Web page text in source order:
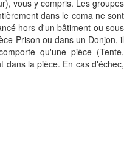
vous y compris. Les groupes
dans le coma ne sont
hors d'un bâtiment ou sous
Prison ou dans un Donjon, il
qu'une pièce (Tente,
dans la pièce. En cas d'échec,